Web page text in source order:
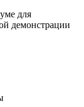
для
демонстрации